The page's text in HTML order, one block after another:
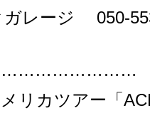
ガレージ 050-
リカツアー「